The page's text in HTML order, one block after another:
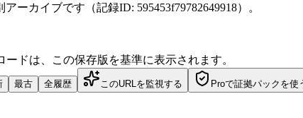
ーカイブです（記録ID: 595453f79782649918）。
ドは、この保存版を基準に表示されます。
最古 全履歴 このURLを監視する Proで証拠パックを使